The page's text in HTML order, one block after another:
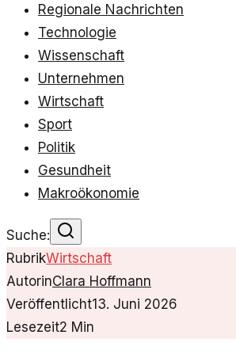
Regionale Nachrichten
Technologie
Wissenschaft
Unternehmen
Wirtschaft
Sport
Politik
Gesundheit
Makroökonomie
Suche:
RubrikWirtschaft
AutorinClara Hoffmann
Veröffentlicht13. Juni 2026
Lesezeit2 Min